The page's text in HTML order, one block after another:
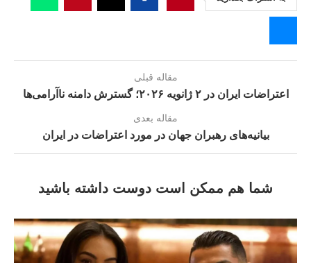
مقاله قبلی
اعتراضات ایران در ۲ ژانویه ۲۰۲۶؛ گسترش دامنه ناآرامی‌ها
مقاله بعدی
بیانیه‌های رهبران جهان در مورد اعتراضات در ایران
شما هم ممکن است دوست داشته باشید